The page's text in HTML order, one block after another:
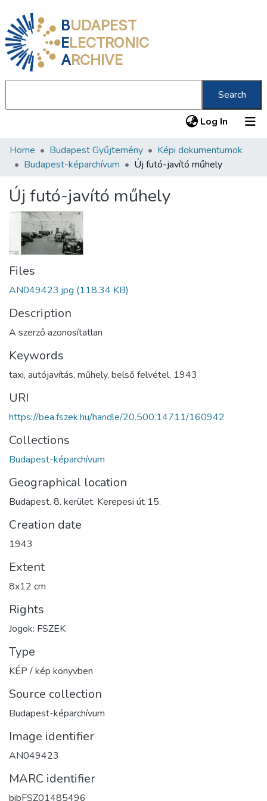
BUDAPEST
ELECTRONIC
ARCHIVE
Search
Log In (current)
Communities & Collections
Statistics
About us
Home Budapest Gyűjtemény
Képi dokumentumok
Budapest-képarchívum
Új futó-javító műhely
Új futó-javító műhely
Files
AN049423.jpg (118.34 KB)
Description
A szerző azonosítatlan
Keywords
taxi, autójavítás, műhely, belső felvétel, 1943
URI
https://bea.fszek.hu/handle/20.500.14711/160942
Collections
Budapest-képarchívum
Geographical location
Budapest. 8. kerület. Kerepesi út 15.
Creation date
1943
Extent
8x12 cm
Rights
Jogok: FSZEK
Type
KÉP / kép könyvben
Source collection
Budapest-képarchívum
Image identifier
AN049423
MARC identifier
bibFSZ01485496